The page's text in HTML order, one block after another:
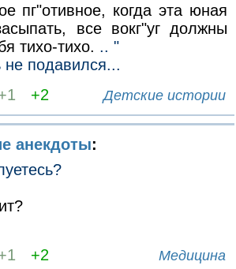
пг"отивное, когда эта юная
все вокг"уг должны
тихо-тихо. .. "
не подавился...
+2 Детские истории
анекдоты:
+2 Медицина